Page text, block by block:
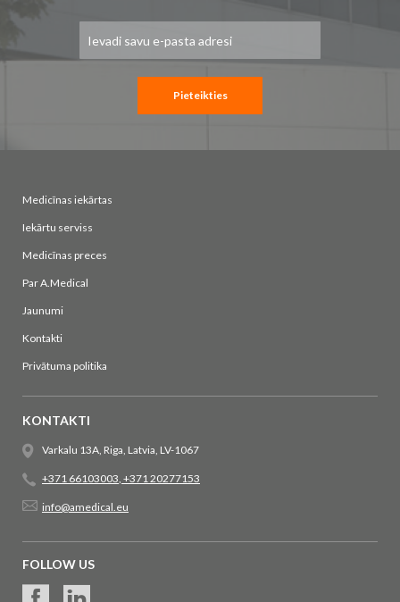
saņemšanai:
Pieteikties
Medicīnas iekārtas
Iekārtu serviss
Medicīnas preces
Par A.Medical
Jaunumi
Kontakti
Privātuma politika
KONTAKTI
Varkalu 13A, Riga, Latvia, LV-1067
+371 66103003, +371 20277153
info@amedical.eu
FOLLOW US